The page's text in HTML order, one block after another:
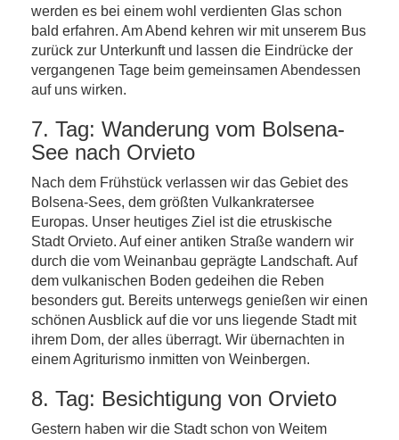
werden es bei einem wohl verdienten Glas schon
bald erfahren. Am Abend kehren wir mit unserem Bus
zurück zur Unterkunft und lassen die Eindrücke der
vergangenen Tage beim gemeinsamen Abendessen
auf uns wirken.
7. Tag: Wanderung vom Bolsena-
See nach Orvieto
Nach dem Frühstück verlassen wir das Gebiet des
Bolsena-Sees, dem größten Vulkankratersee
Europas. Unser heutiges Ziel ist die etruskische
Stadt Orvieto. Auf einer antiken Straße wandern wir
durch die vom Weinanbau geprägte Landschaft. Auf
dem vulkanischen Boden gedeihen die Reben
besonders gut. Bereits unterwegs genießen wir einen
schönen Ausblick auf die vor uns liegende Stadt mit
ihrem Dom, der alles überragt. Wir übernachten in
einem Agriturismo inmitten von Weinbergen.
8. Tag: Besichtigung von Orvieto
Gestern haben wir die Stadt schon von Weitem